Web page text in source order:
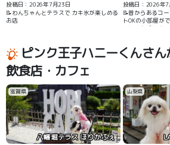
投稿日：2026年7月23日
📝わんちゃんとテラスで カキ氷が楽しめる
お店
投稿日：2026年7
📝昔からあるコ
トOKの小部屋が
ーヒーを 楽しむ
ピンク王子ハニーくんさ
飲食店・カフェ
滋賀県
八幡堀テラス ほりかふぇ
山梨県